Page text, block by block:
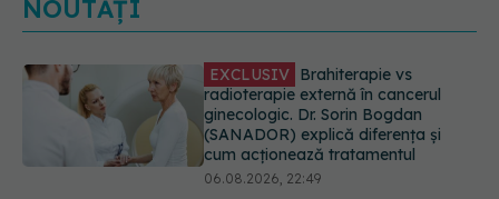
NOUTĂȚI
EXCLUSIV
De ce unele paciente
cu cancer de col uterin nu mai ajung
la operație. Dr. Sorin Bogdan
(SANADOR): Intervenția
chirurgicală, doar în situații
particulare